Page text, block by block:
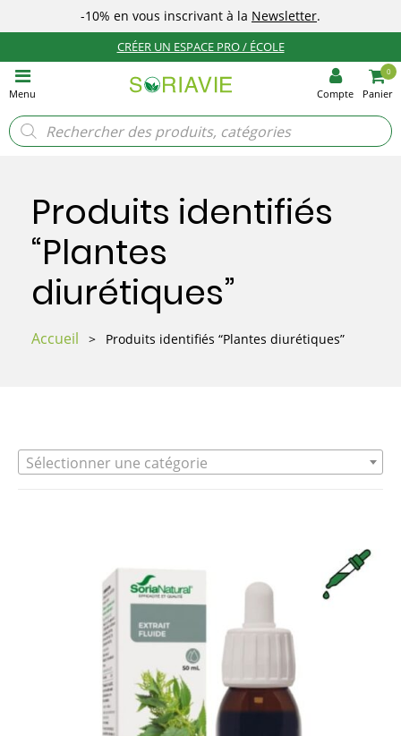
-10% en vous inscrivant à la Newsletter.
CRÉER UN ESPACE PRO / ÉCOLE
Menu Compte
0
Panier
Recherche
de
produits
Accueil > Produits identifiés “Plantes diurétiques”
Produits identifiés
“Plantes
diurétiques”
Sélectionner une catégorie